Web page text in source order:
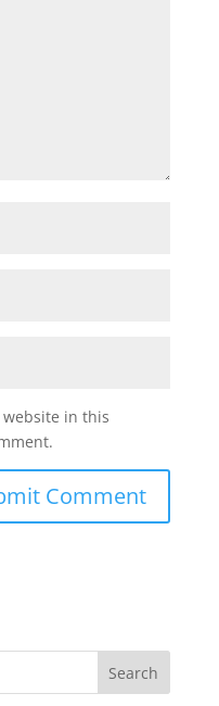
website in this
Search